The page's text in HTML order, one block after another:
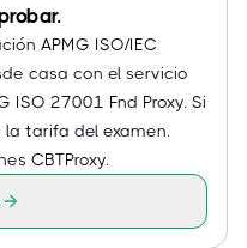
APMG ISO/IEC
casa con el servicio
ISO 27001 Fnd Proxy. Si
tarifa del examen.
CBTProxy.